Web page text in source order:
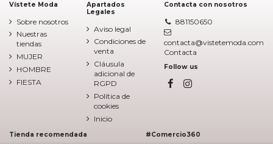
Vístete Moda
Sobre nosotros
Nuestras
tiendas
MUJER
HOMBRE
FIESTA
Apartados
Legales
Aviso legal
Condiciones de
venta
Cláusula
adicional de
RGPD
Política de
cookies
Inicio
Contacta con nosotros
881150650
contacta@vistetemoda.com
Contacta
Follow us
Tienda recomendada #Comercio360